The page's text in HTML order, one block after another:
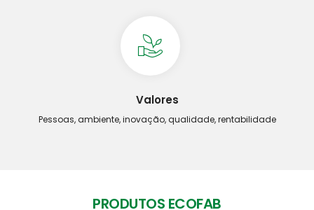
Valores
Pessoas, ambiente, inovação, qualidade, rentabilidade
PRODUTOS ECOFAB